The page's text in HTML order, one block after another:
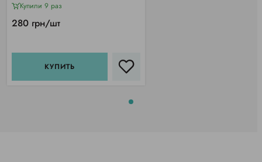
Купили 9 раз
280 грн/шт
КУПИТЬ